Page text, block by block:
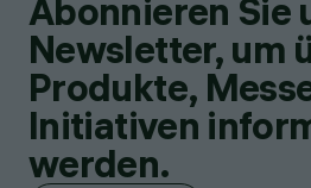
Abonnieren Sie
Newsletter, um
Produkte,
Initiativen
werden.